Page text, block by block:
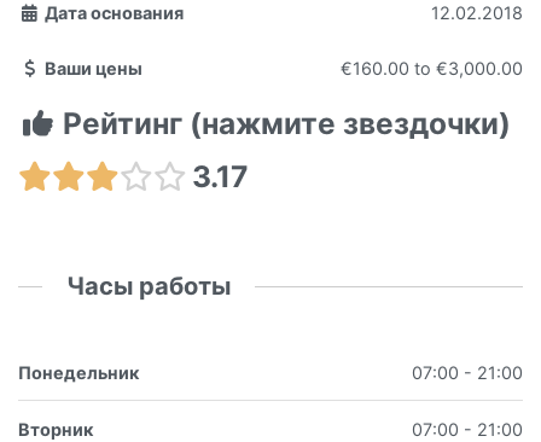
Дата основания 12.02.2018
Ваши цены €160.00 to €3,000.00
Рейтинг (нажмите звездочки)
3.17
Часы работы
Понедельник 07:00 - 21:00
Вторник 07:00 - 21:00